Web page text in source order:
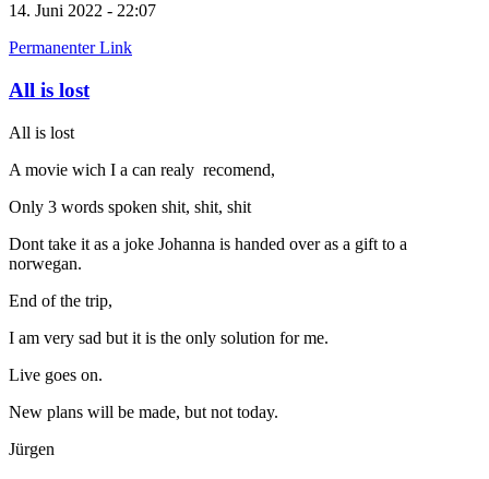
14. Juni 2022 - 22:07
Permanenter Link
All is lost
All is lost
A movie wich I a can realy recomend,
Only 3 words spoken shit, shit, shit
Dont take it as a joke Johanna is handed over as a gift to a
norwegan.
End of the trip,
I am very sad but it is the only solution for me.
Live goes on.
New plans will be made, but not today.
Jürgen